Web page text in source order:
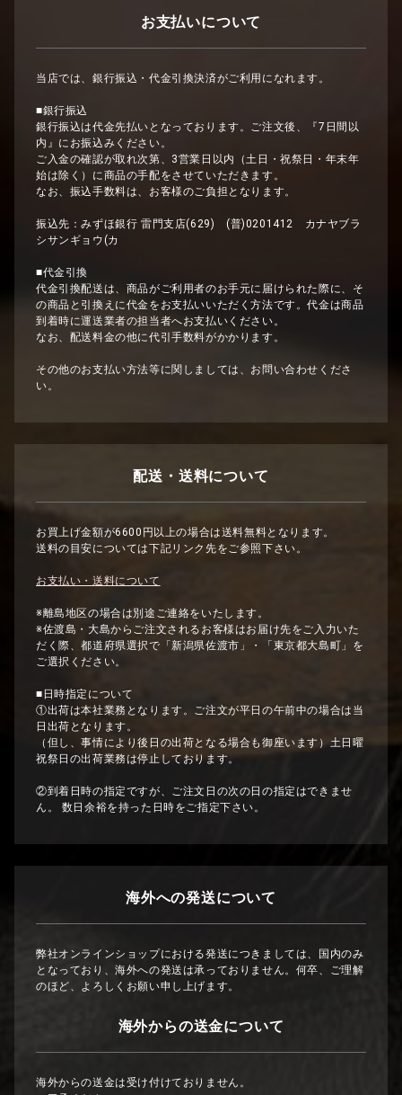
お支払いについて
当店では、銀行振込・代金引換決済がご利用になれます。
■銀行振込
銀行振込は代金先払いとなっております。ご注文後、『7日間以
内』にお振込みください。
ご入金の確認が取れ次第、3営業日以内（土日・祝祭日・年末年
始は除く）に商品の手配をさせていただきます。
なお、振込手数料は、お客様のご負担となります。
振込先：みずほ銀行 雷門支店(629) (普)0201412 カナヤブラ
シサンギョウ(カ
■代金引換
代金引換配送は、商品がご利用者のお手元に届けられた際に、そ
の商品と引換えに代金をお支払いいただく方法です。代金は商品
到着時に運送業者の担当者へお支払いください。
なお、配送料金の他に代引手数料がかかります。
その他のお支払い方法等に関しましては、お問い合わせくださ
い。
配送・送料について
お買上げ金額が6600円以上の場合は送料無料となります。
送料の目安については下記リンク先をご参照下さい。
お支払い・送料について
※離島地区の場合は別途ご連絡をいたします。
※佐渡島・大島からご注文されるお客様はお届け先をご入力いた
だく際、都道府県選択で「新潟県佐渡市」・「東京都大島町」を
ご選択ください。
■日時指定について
①出荷は本社業務となります。ご注文が平日の午前中の場合は当
日出荷となります。
（但し、事情により後日の出荷となる場合も御座います）土日曜
祝祭日の出荷業務は停止しております。
②到着日時の指定ですが、ご注文日の次の日の指定はできませ
ん。 数日余裕を持った日時をご指定下さい。
海外への発送について
弊社オンラインショップにおける発送につきましては、国内のみ
となっており、海外への発送は承っておりません。何卒、ご理解
のほど、よろしくお願い申し上げます。
海外からの送金について
海外からの送金は受け付けておりません。